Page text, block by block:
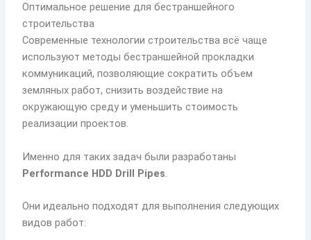
Оптимальное решение для бестраншейного
строительства
Современные технологии строительства всё чаще
используют методы бестраншейной прокладки
коммуникаций, позволяющие сократить объем
земляных работ, снизить воздействие на
окружающую среду и уменьшить стоимость
реализации проектов.
Именно для таких задач были разработаны
Performance HDD Drill Pipes.
Они идеально подходят для выполнения следующих
видов работ: